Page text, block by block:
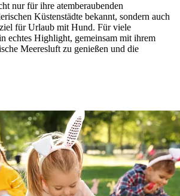
nur für ihre atemberaubenden
Küstenstädte bekannt, sondern auch
für Urlaub mit Hund. Für viele
echtes Highlight, gemeinsam mit ihrem
Meeresluft zu genießen und die